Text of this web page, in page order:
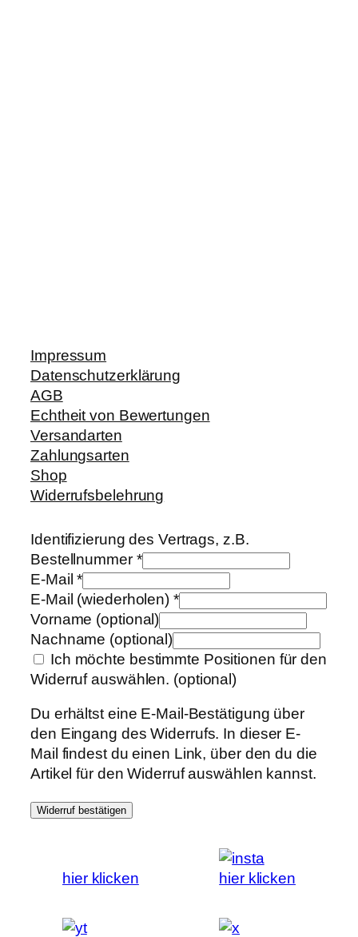
Impressum
Datenschutzerklärung
AGB
Echtheit von Bewertungen
Versandarten
Zahlungsarten
Shop
Widerrufsbelehrung
Identifizierung des Vertrags, z.B.
Bestellnummer *
E-Mail*
E-Mail (wiederholen) *
Vorname (optional)
Nachname (optional)
Ich möchte bestimmte Positionen für den
Widerruf auswählen. (optional)
Du erhältst eine E-Mail-Bestätigung über
den Eingang des Widerrufs. In dieser E-
Mail findest du einen Link, über den du die
Artikel für den Widerruf auswählen kannst.
Widerruf bestätigen
hier klicken hier klicken